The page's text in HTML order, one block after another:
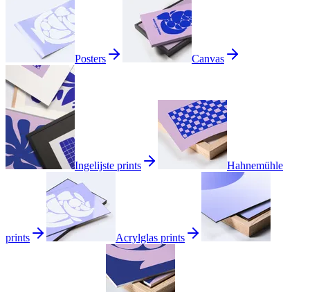
Posters Canvas
Ingelijste prints Hahnemühle
prints Acrylglas prints